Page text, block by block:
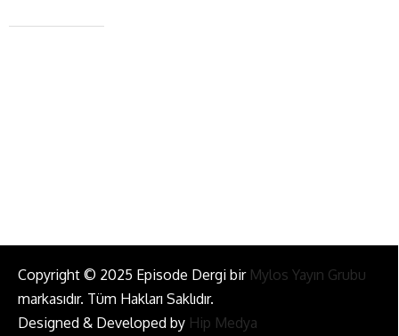
+90 543 345 46 00
Copyright © 2025 Episode Dergi bir Mylos Yayın Grubu
markasıdır. Tüm Hakları Saklıdır.
Designed & Developed by Hip Medya